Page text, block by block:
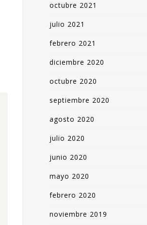
octubre 2021
julio 2021
febrero 2021
diciembre 2020
octubre 2020
septiembre 2020
agosto 2020
julio 2020
junio 2020
mayo 2020
febrero 2020
noviembre 2019